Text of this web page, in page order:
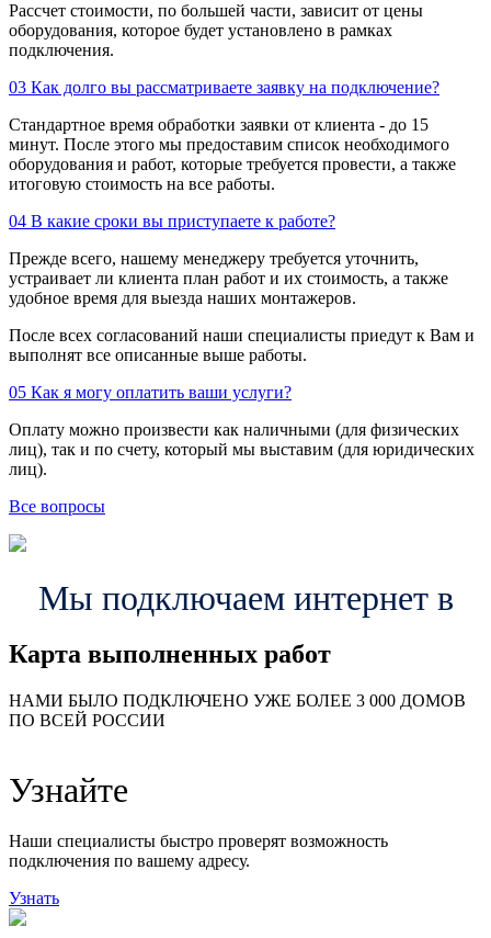
Рассчет стоимости, по большей части, зависит от цены
оборудования, которое будет установлено в рамках
подключения.
03 Как долго вы рассматриваете заявку на подключение?
Стандартное время обработки заявки от клиента - до 15
минут. После этого мы предоставим список необходимого
оборудования и работ, которые требуется провести, а также
итоговую стоимость на все работы.
04 В какие сроки вы приступаете к работе?
Прежде всего, нашему менеджеру требуется уточнить,
устраивает ли клиента план работ и их стоимость, а также
удобное время для выезда наших монтажеров.
После всех согласований наши специалисты приедут к Вам и
выполнят все описанные выше работы.
05 Как я могу оплатить ваши услуги?
Оплату можно произвести как наличными (для физических
лиц), так и по счету, который мы выставим (для юридических
лиц).
Все вопросы
Мы подключаем интернет в
Карта выполненных работ
НАМИ БЫЛО ПОДКЛЮЧЕНО УЖЕ БОЛЕЕ 3 000 ДОМОВ
ПО ВСЕЙ РОССИИ
57
29
99
48
Узнайте
Наши специалисты быстро проверят возможность
подключения по вашему адресу.
Узнать